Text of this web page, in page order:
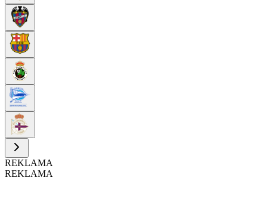
REKLAMA
REKLAMA